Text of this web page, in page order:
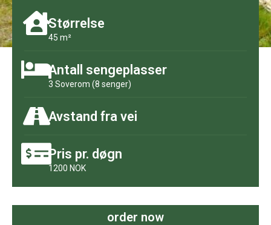
Størrelse
45 m²
Antall sengeplasser
3 Soverom (8 senger)
Avstand fra vei
Pris pr. døgn
1200 NOK
order now